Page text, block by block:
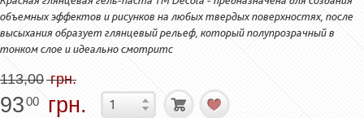
объемных эффектов и рисунков на любых твердых поверхностях, после
высыхания образует глянцевый рельеф, который полупрозрачный в
тонком слое и идеально смотритс
113,00грн.
9300 грн.